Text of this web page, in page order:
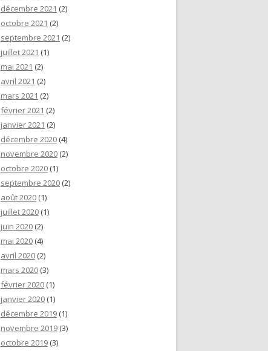
décembre 2021 (2)
octobre 2021 (2)
septembre 2021 (2)
juillet 2021 (1)
mai 2021 (2)
avril 2021 (2)
mars 2021 (2)
février 2021 (2)
janvier 2021 (2)
décembre 2020 (4)
novembre 2020 (2)
octobre 2020 (1)
septembre 2020 (2)
août 2020 (1)
juillet 2020 (1)
juin 2020 (2)
mai 2020 (4)
avril 2020 (2)
mars 2020 (3)
février 2020 (1)
janvier 2020 (1)
décembre 2019 (1)
novembre 2019 (3)
octobre 2019 (3)